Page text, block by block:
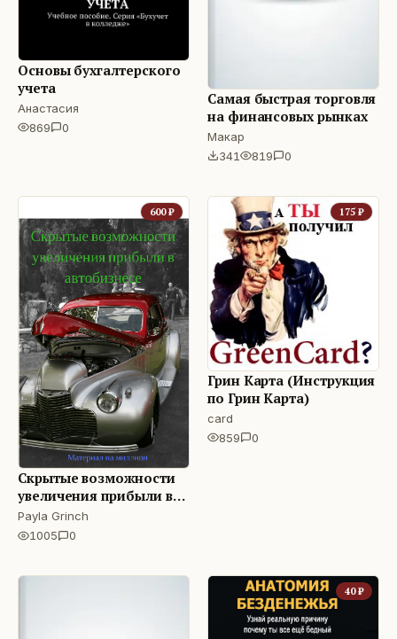
Основы бухгалтерского
учета
Анастасия
869
0
Самая быстрая торговля
на финансовых рынках
Макар
341
819 0
600₽
Скрытые возможности
увеличения прибыли в
автобизнесе
Payla Grinch
1005
0
175 ₽
Грин Карта (Инструкция
по Грин Карта)
card
859
0
40₽